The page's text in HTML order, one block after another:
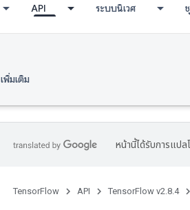
API ระบบนิเวศ
เพิ่มเติม
หน้านี้ได้รับการแปล
TensorFlow API TensorFlow v2.8.4